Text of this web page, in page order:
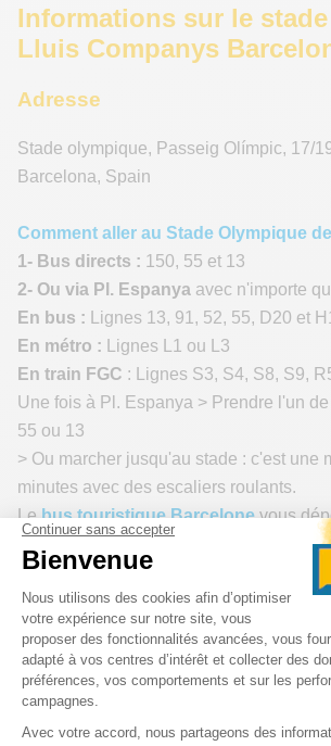
Informations sur le
Lluis Companys
Adresse
Stade olympique, Passeig Olímpic, 17/
Barcelona, Spain
Comment aller au Stade Olympique
1- Bus directs : 150, 55 et 13
2- Ou via Pl. Espanya avec n'importe
En bus : Lignes 13, 91, 52, 55, D20 et
En métro : Lignes L1 ou L3
En train FGC : Lignes S3, S4, S8, S9,
Une fois à Pl. Espanya > Prendre l'un
55 ou 13
> Ou marcher jusqu'au stade : c'est une
minutes avec des escaliers roulants.
Lebus touristique Barcelonevous
stade à l'arrêt "Estadio Olímpico De
Nos conseils pour
match du FC Barcelone
> Rendez-vous au
moins une heure avant le match.